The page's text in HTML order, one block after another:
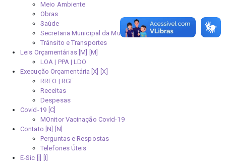
Meio Ambiente
Obras
Saúde
Secretaria Municipal da Mulher
Trânsito e Transportes
Leis Orçamentárias [M]
LOA | PPA | LDO
Execução Orçamentária [X]
RREO | RGF
Receitas
Despesas
Covid-19
MOnitor Vacinação Covid-19
Contato [N]
Perguntas e Respostas
Telefones Úteis
E-Sic [I]